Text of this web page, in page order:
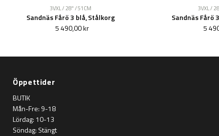
3VXL / 28" / 51CM
Sandnäs Fårö 3 blå, Stålkorg
5 490,00 kr
3VXL /
Sandnäs Fårö
5
Öppettider
BUTIK
Mån-Fre: 9-18
Lördag: 10-13
Söndag: Stängt